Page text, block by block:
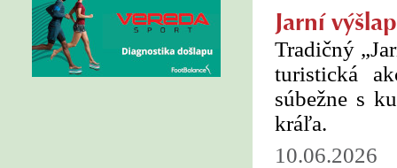
Jarní
Tradičný
turistická
súbežne s
kráľa.
10.06.2026